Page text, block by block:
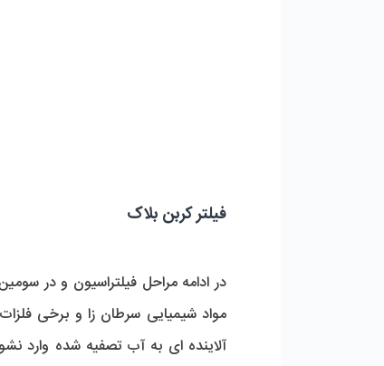
فیلتر کربن بلاک
در ادامه مراحل فیلتراسیون و در
مواد شیمیایی سرطان زا و برخی
آلاینده ای به آب تصفیه شده وارد